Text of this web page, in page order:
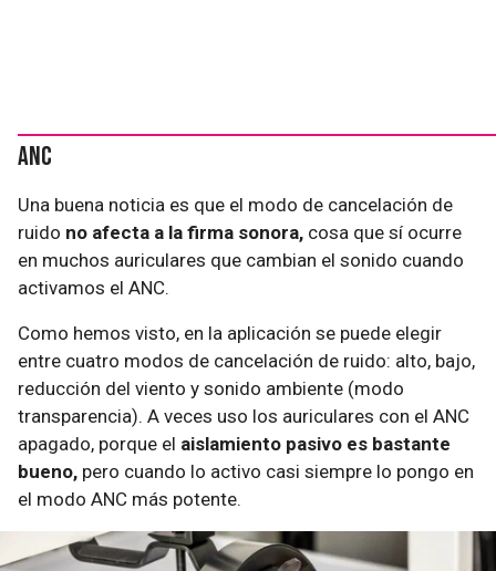
ANC
Una buena noticia es que el modo de cancelación de
ruido no afecta a la firma sonora, cosa que sí ocurre
en muchos auriculares que cambian el sonido cuando
activamos el ANC.
Como hemos visto, en la aplicación se puede elegir
entre cuatro modos de cancelación de ruido: alto, bajo,
reducción del viento y sonido ambiente (modo
transparencia). A veces uso los auriculares con el ANC
apagado, porque el aislamiento pasivo es bastante
bueno, pero cuando lo activo casi siempre lo pongo en
el modo ANC más potente.